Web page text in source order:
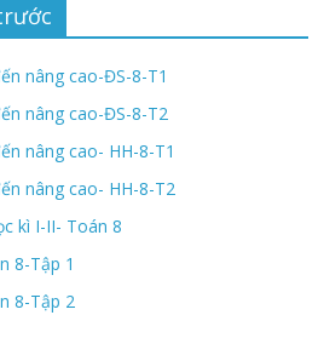
nâng cao-ĐS-8-T1
nâng cao-ĐS-8-T2
nâng cao- HH-8-T1
nâng cao- HH-8-T2
kì I-II- Toán 8
8-Tập 1
8-Tập 2